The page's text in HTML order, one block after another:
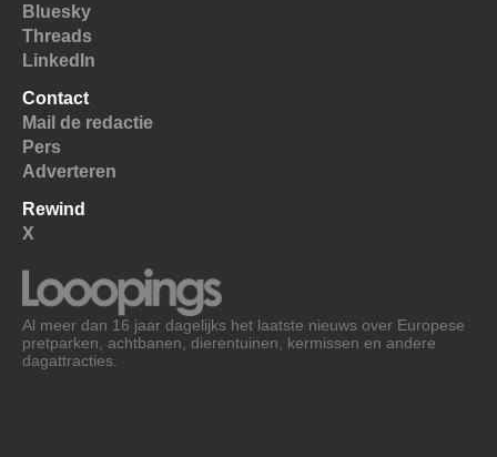
Bluesky
Threads
LinkedIn
Contact
Mail de redactie
Pers
Adverteren
Rewind
X
Al meer dan 16 jaar dagelijks het laatste nieuws over Europese
pretparken, achtbanen, dierentuinen, kermissen en andere
dagattracties.